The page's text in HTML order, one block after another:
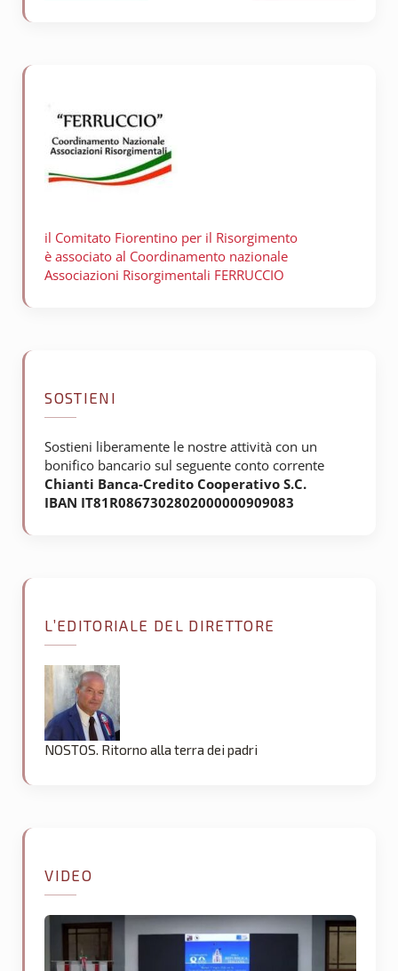
il Comitato Fiorentino per il Risorgimento
è associato al Coordinamento nazionale
Associazioni Risorgimentali FERRUCCIO
SOSTIENI
Sostieni liberamente le nostre attività con un
bonifico bancario sul seguente conto corrente
Chianti Banca-Credito Cooperativo S.C.
IBAN IT81R0867302802000000909083
L’EDITORIALE DEL DIRETTORE
NOSTOS. Ritorno alla terra dei padri
VIDEO